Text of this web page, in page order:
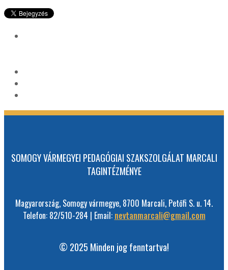
SOMOGY VÁRMEGYEI PEDAGÓGIAI SZAKSZOLGÁLAT MARCALI
TAGINTÉZMÉNYE
Magyarország, Somogy vármegye, 8700 Marcali, Petőfi S. u. 14.
Telefon: 82/510-284 | Email: nevtanmarcali@gmail.com
© 2025 Minden jog fenntartva!